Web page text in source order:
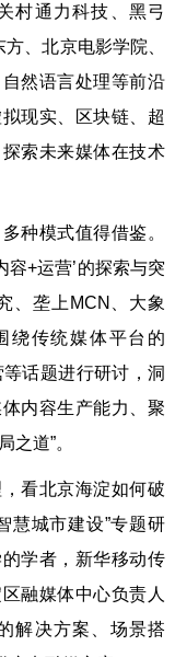
村通力科技、黑弓
、北京电影学院、
然语言处理等前沿
现实、区块链、超
索未来媒体在技术
种模式值得借鉴。
容+运营’的探索与突
、垄上MCN、大象
绕传统媒体平台的
话题进行研讨，洞
内容生产能力、聚
之道”。
看北京海淀如何破
慧城市建设”专题研
学者，新华移动传
融媒体中心负责人
解决方案、场景搭